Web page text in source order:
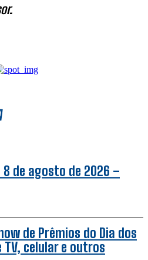
8 de agosto de 2026 –
de Prêmios do Dia dos
celular e outros